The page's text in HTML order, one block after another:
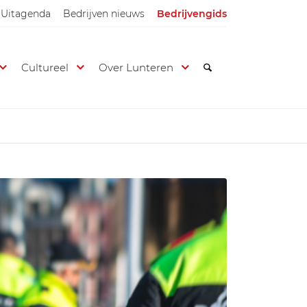
Uitagenda Bedrijven nieuws Bedrijvengids
Cultureel Over Lunteren